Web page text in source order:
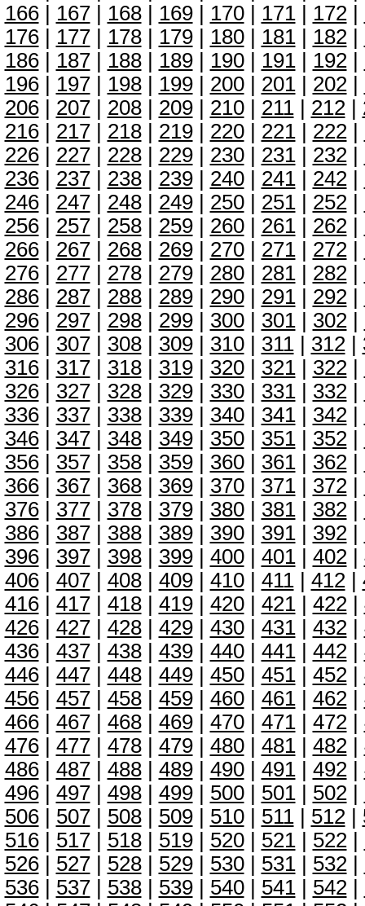
166| 167| 168| 169| 170| 171| 172|
176| 177| 178| 179| 180| 181| 182|
186| 187| 188| 189| 190| 191| 192|
196| 197| 198| 199| 200| 201| 202|
206| 207| 208| 209| 210| 211| 212|
216| 217| 218| 219| 220| 221| 222|
226| 227| 228| 229| 230| 231| 232|
236| 237| 238| 239| 240| 241| 242|
246| 247| 248| 249| 250| 251| 252|
256| 257| 258| 259| 260| 261| 262|
266| 267| 268| 269| 270| 271| 272|
276| 277| 278| 279| 280| 281| 282|
286| 287| 288| 289| 290| 291| 292|
296| 297| 298| 299| 300| 301| 302|
306| 307| 308| 309| 310| 311| 312|
316| 317| 318| 319| 320| 321| 322|
326| 327| 328| 329| 330| 331| 332|
336| 337| 338| 339| 340| 341| 342|
346| 347| 348| 349| 350| 351| 352|
356| 357| 358| 359| 360| 361| 362|
366| 367| 368| 369| 370| 371| 372|
376| 377| 378| 379| 380| 381| 382|
386| 387| 388| 389| 390| 391| 392|
396| 397| 398| 399| 400| 401| 402|
406| 407| 408| 409| 410| 411| 412|
416| 417| 418| 419| 420| 421| 422|
426| 427| 428| 429| 430| 431| 432|
436| 437| 438| 439| 440| 441| 442|
446| 447| 448| 449| 450| 451| 452|
456| 457| 458| 459| 460| 461| 462|
466| 467| 468| 469| 470| 471| 472|
476| 477| 478| 479| 480| 481| 482|
486| 487| 488| 489| 490| 491| 492|
496| 497| 498| 499| 500| 501| 502|
506| 507| 508| 509| 510| 511| 512|
516| 517| 518| 519| 520| 521| 522|
526| 527| 528| 529| 530| 531| 532|
536| 537| 538| 539| 540| 541| 542|